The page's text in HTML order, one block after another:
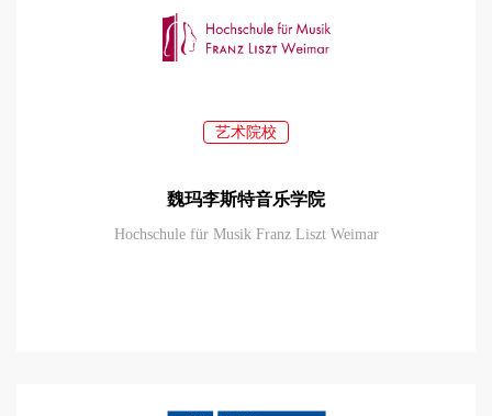
艺术院校
魏玛李斯特音乐学院
Hochschule für Musik Franz Liszt Weimar